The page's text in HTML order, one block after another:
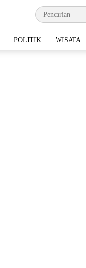
POLITIK WISATA